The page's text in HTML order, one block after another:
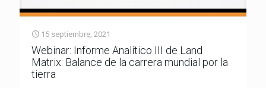
15 septiembre, 2021
Webinar: Informe Analítico III de Land
Matrix: Balance de la carrera mundial por la
tierra